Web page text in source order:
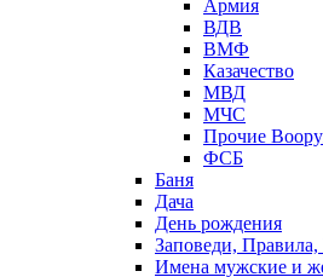
Армия
ВДВ
ВМФ
Казачество
МВД
МЧС
Прочие
ФСБ
Баня
Дача
День рождения
Заповеди,
Имена мужские и